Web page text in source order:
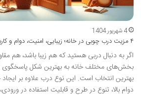
4 شهریور 1404
۴ مزیت درب چوبی در خانه؛ زیبایی، امنیت، دوام و کاربری
اگر به دنبال دربی هستید که هم زیبا باشد، هم
بخش‌های مختلف خانه به بهترین شکل پاسخگوی
بهترین انتخاب است. این نوع درب علاوه بر
دوام بالا، تنوع در طرح و قابلیت استفاده در